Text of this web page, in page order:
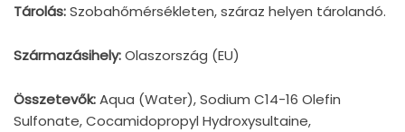
Tárolás:Szobahőmérsékleten, száraz helyen tárolandó.
Származásihely:Olaszország (EU)
Összetevők:Aqua (Water), Sodium C14-16 Olefin
Sulfonate, Cocamidopropyl Hydroxysultaine,